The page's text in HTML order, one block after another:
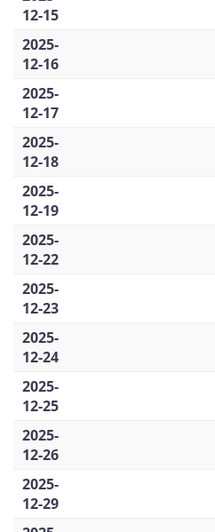
12-15
2025-
12-16
2025-
12-17
2025-
12-18
2025-
12-19
2025-
12-22
2025-
12-23
2025-
12-24
2025-
12-25
2025-
12-26
2025-
12-29